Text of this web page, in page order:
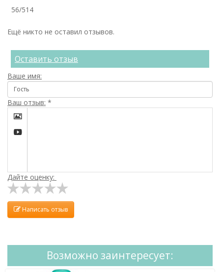
56/514
Ещё никто не оставил отзывов.
Оставить отзыв
Ваше имя:
Ваш отзыв: *


Дайте оценку:
Написать отзыв
Возможно заинтересует: